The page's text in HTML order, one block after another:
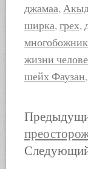
джамаа,
ширка,грех,
жизни
шейх Фаузан,